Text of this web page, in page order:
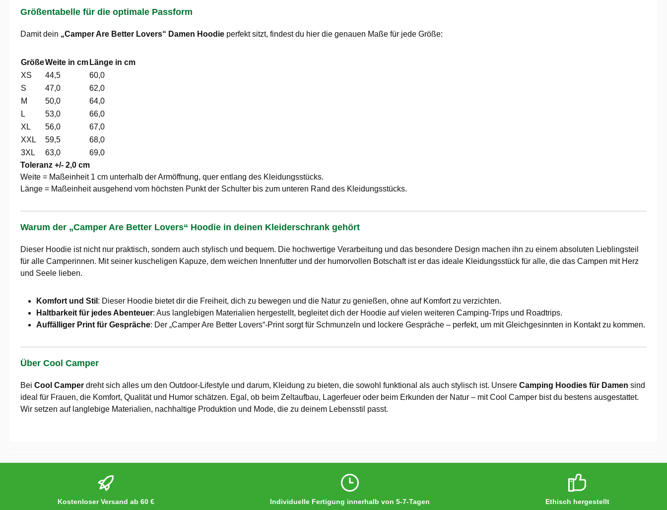
Größentabelle für die optimale Passform
Damit dein „Camper Are Better Lovers“ Damen Hoodie perfekt sitzt, findest du hier die genauen Maße für jede Größe:
GrößeWeite in cm Länge in cm
XS
44,5
60,0
S
47,0
62,0
M
50,0
64,0
L
53,0
66,0
XL
56,0
67,0
XXL
59,5
68,0
3XL
63,0
69,0
Toleranz +/- 2,0 cm
Weite = Maßeinheit 1 cm unterhalb der Armöffnung, quer entlang des Kleidungsstücks.
Länge = Maßeinheit ausgehend vom höchsten Punkt der Schulter bis zum unteren Rand des Kleidungsstücks.
Warum der „Camper Are Better Lovers“ Hoodie in deinen Kleiderschrank gehört
Dieser Hoodie ist nicht nur praktisch, sondern auch stylisch und bequem. Die hochwertige Verarbeitung und das besondere Design machen ihn zu einem absoluten Lieblingsteil
für alle Camperinnen. Mit seiner kuscheligen Kapuze, dem weichen Innenfutter und der humorvollen Botschaft ist er das ideale Kleidungsstück für alle, die das Campen mit Herz
und Seele lieben.
Komfort und Stil : Dieser Hoodie bietet dir die Freiheit, dich zu bewegen und die Natur zu genießen, ohne auf Komfort zu verzichten.
Haltbarkeit für jedes Abenteuer: Aus langlebigen Materialien hergestellt, begleitet dich der Hoodie auf vielen weiteren Camping-Trips und Roadtrips.
Auffälliger Print für Gespräche: Der „Camper Are Better Lovers“-Print sorgt für Schmunzeln und lockere Gespräche – perfekt, um mit Gleichgesinnten in Kontakt zu kommen.
Über Cool Camper
Bei Cool Camper dreht sich alles um den Outdoor-Lifestyle und darum, Kleidung zu bieten, die sowohl funktional als auch stylisch ist. Unsere Camping Hoodies für Damen sind
ideal für Frauen, die Komfort, Qualität und Humor schätzen. Egal, ob beim Zeltaufbau, Lagerfeuer oder beim Erkunden der Natur – mit Cool Camper bist du bestens ausgestattet.
Wir setzen auf langlebige Materialien, nachhaltige Produktion und Mode, die zu deinem Lebensstil passt.
Kostenloser Versand ab 60 € Individuelle Fertigung innerhalb von 5-7-Tagen Ethisch hergestellt